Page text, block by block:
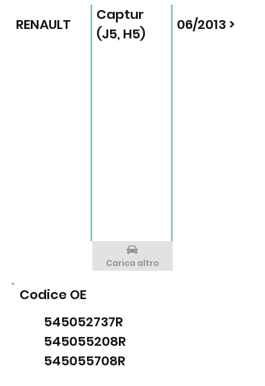
Codice OE
545052737R
545055208R
545055708R
RENAULT
Captur
(J5, H5)
06/2013 >
Carica altro